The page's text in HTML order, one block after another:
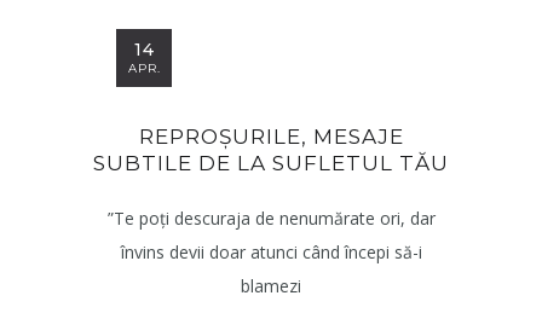
14
APR.
REPROȘURILE, MESAJE
SUBTILE DE LA SUFLETUL TĂU
”Te poți descuraja de nenumărate ori, dar
învins devii doar atunci când începi să-i
blamezi